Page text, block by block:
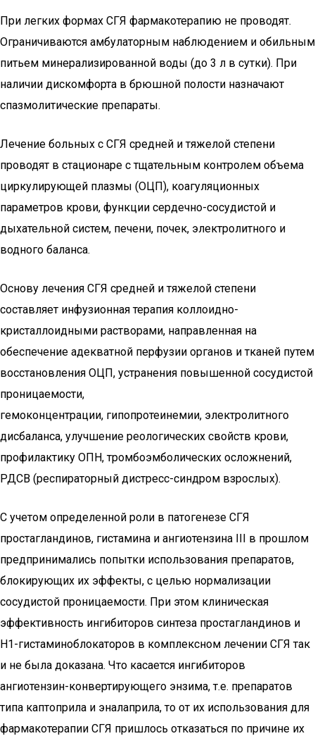
При легких формах СГЯ фармакотерапию не проводят.
Ограничиваются амбулаторным наблюдением и обильным
питьем минерализированной воды (до 3 л в сутки). При
наличии дискомфорта в брюшной полости назначают
спазмолитические препараты.
Лечение больных с СГЯ средней и тяжелой степени
проводят в стационаре с тщательным контролем объема
циркулирующей плазмы (ОЦП), коагуляционных
параметров крови, функции сердечно-сосудистой и
дыхательной систем, печени, почек, электролитного и
водного баланса.
Основу лечения СГЯ средней и тяжелой степени
составляет инфузионная терапия коллоидно-
кристаллоидными растворами, направленная на
обеспечение адекватной перфузии органов и тканей путем
восстановления ОЦП, устранения повышенной сосудистой
проницаемости,
гемоконцентрации, гипопротеинемии, электролитного
дисбаланса, улучшение реологических свойств крови,
профилактику ОПН, тромбоэмболических осложнений,
РДСВ (респираторный дистресс-синдром взрослых).
С учетом определенной роли в патогенезе СГЯ
простагландинов, гистамина и ангиотензина III в прошлом
предпринимались попытки использования препаратов,
блокирующих их эффекты, с целью нормализации
сосудистой проницаемости. При этом клиническая
эффективность ингибиторов синтеза простагландинов и
Н1-гистаминоблокаторов в комплексном лечении СГЯ так
и не была доказана. Что касается ингибиторов
ангиотензин-конвертирующего энзима, т.е. препаратов
типа каптоприла и эналаприла, то от их использования для
фармакотерапии СГЯ пришлось отказаться по причине их